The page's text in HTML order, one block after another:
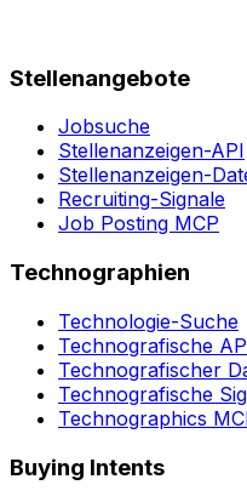
Stellenangebote
Jobsuche
Stellenanzeigen-API
Stellenanzeigen-
Recruiting-Signale
Job Posting MCP
Technographien
Technologie-Suche
Technografische
Technografischer
Technografische
Technographics
Buying Intents